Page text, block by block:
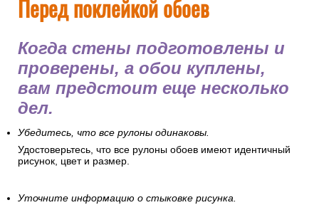
Перед поклейкой обоев
Когда стены подготовлены и
проверены, а обои куплены,
вам предстоит еще несколько
дел.
Убедитесь, что все рулоны одинаковы.
Удостоверьтесь, что все рулоны обоев имеют идентичный
рисунок, цвет и размер.
Уточните информацию о стыковке рисунка.